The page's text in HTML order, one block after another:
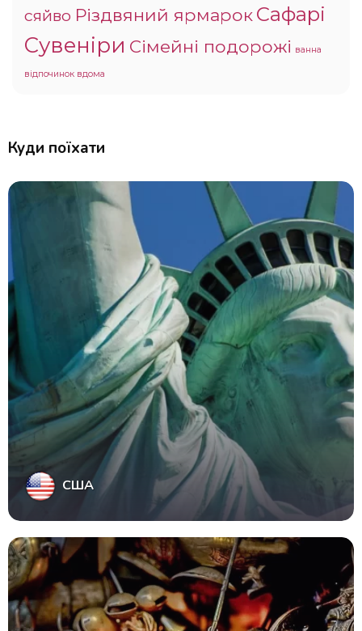
сяйво Різдвяний ярмарокСафарі
Сувеніри Сімейні подорожі ванна
відпочинок вдома
Куди поїхати
США